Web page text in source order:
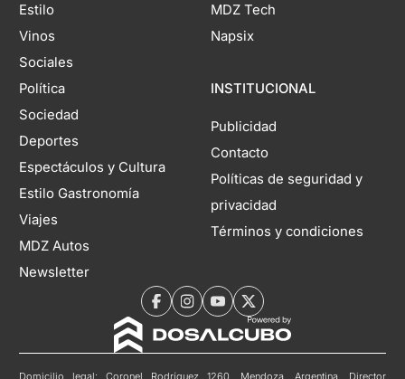
Estilo
Vinos
Sociales
Política
Sociedad
Deportes
Espectáculos y Cultura
Estilo Gastronomía
Viajes
MDZ Autos
Newsletter
MDZ Tech
Napsix
INSTITUCIONAL
Publicidad
Contacto
Políticas de seguridad y
privacidad
Términos y condiciones
Domicilio legal: Coronel Rodríguez 1260, Mendoza, Argentina. Director